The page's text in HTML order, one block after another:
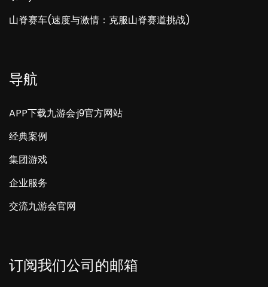
山脊赛车(速度与激情：克服山脊赛道挑战)
导航
APP下载九游会·j9官方网站
经典案例
集团游戏
企业服务
交流九游会官网
订阅我们公司的邮箱